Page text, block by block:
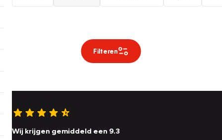
Filteren
Wij krijgen gemiddeld een 9.3